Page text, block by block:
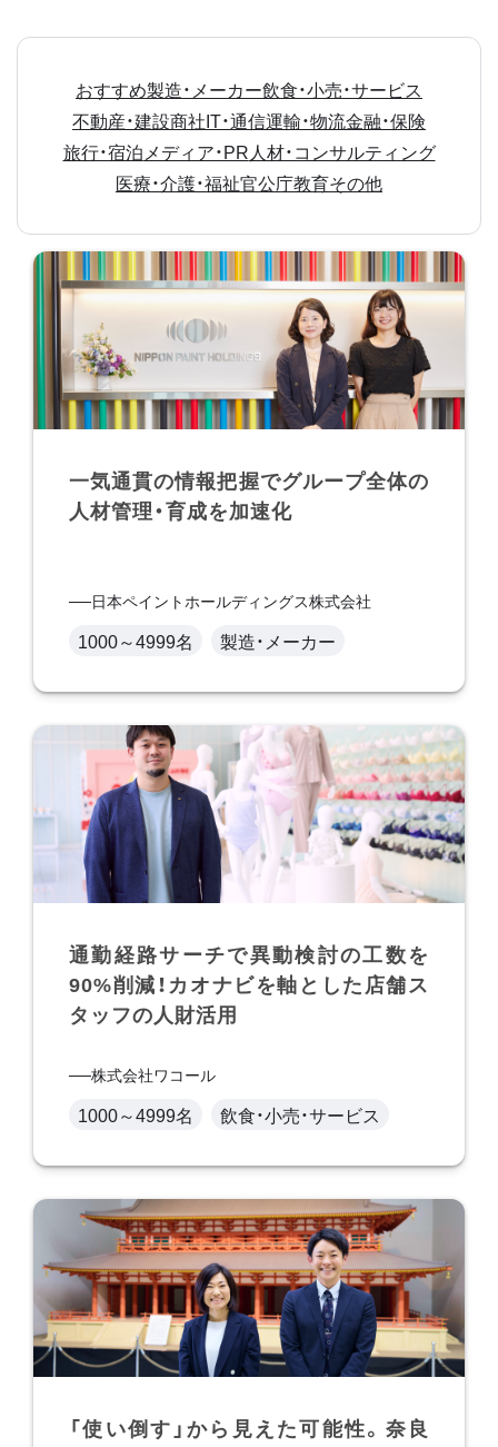
おすすめ製造・メーカー飲食・小売・サービス
不動産・建設商社IT・通信運輸・物流金融・保険
旅行・宿泊 メディア・PR人材・コンサルティング
医療・介護・福祉官公庁教育その他
一気通貫の情報把握でグループ全体の
人材管理・育成を加速化
日本ペイントホールディングス株式会社
1000～4999名 製造・メーカー
通勤経路サーチで異動検討の工数を
90%削減！カオナビを軸とした店舗ス
タッフの人財活用
株式会社ワコール
1000～4999名 飲食・小売・サービス
「使い倒す」から見えた可能性。奈良